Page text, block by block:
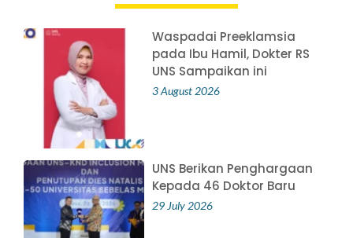
Waspadai Preeklamsia
pada Ibu Hamil, Dokter RS
UNS Sampaikan ini
3 August 2026
UNS Berikan Penghargaan
Kepada 46 Doktor Baru
29 July 2026